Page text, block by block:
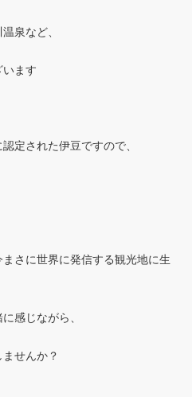
泉など、
います
定された伊豆ですので、
さに世界に発信する観光地に生
感じながら、
せんか？